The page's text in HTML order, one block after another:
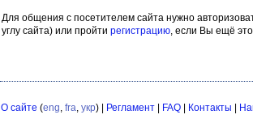
Для общения с посетителем сайта нужно
углу сайта) или пройти регистрацию, если Вы ещё
О сайте (eng, fra, укр) | Регламент| FAQ| Контакты